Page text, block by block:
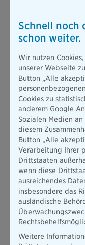
Mit dem Onlinetool
GmbH (DIA),
kann jeder mit
selbst einschätzen.
Schätzwerte
Zur Ermittlung des
werden unter
Familienstand, die
Belastung im Alltag
Zudem sind
Alkohol- und
Ergebnis ist laut
Es zeigt, welchen
Wahrscheinlichkeit,
zu werden, haben.
diversen Studien
Drohende
Schnell noch
schon weiter.
Wir nutzen
unserer Webseite
Button „Alle
Cookies zu
anderem Google
Sozialen Medien
diesem
Button „Alle
Verarbeitung Ihrer
Drittstaaten
wenn diese
ausreichendes
insbesondere das
ausländische
Weitere